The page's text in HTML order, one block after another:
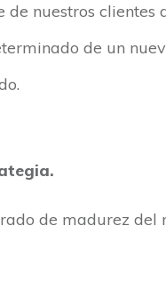
nuestros clientes
de un
de madurez